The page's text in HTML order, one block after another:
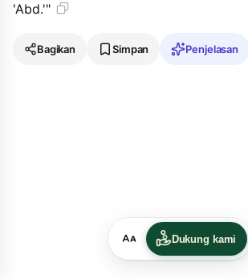
'Abd.'"
Bagikan Simpan Penjelasan
Dukung kami